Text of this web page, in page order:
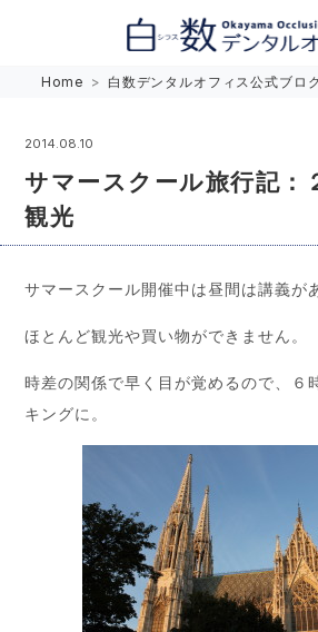
Home > 白数デンタルオフィス公式ブロ
2014.08.10
サマースクール旅行記
観光
サマースクール開催中は昼間は講義が
ほとんど観光や買い物ができません。
時差の関係で早く目が覚めるので、６
キングに。